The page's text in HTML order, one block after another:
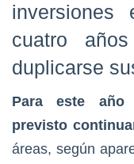
inversiones
cuatro
duplicarse
Para este año
previsto
áreas, según